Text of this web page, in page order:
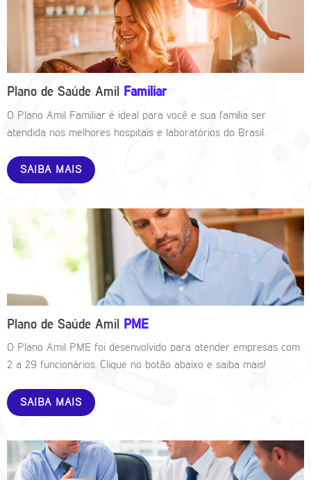
Plano de Saúde Amil Familiar
O Plano Amil Familiar é ideal para você e sua família ser
atendida nos melhores hospitais e laboratórios do Brasil.
SAIBA MAIS
Plano de Saúde Amil PME
O Plano Amil PME foi desenvolvido para atender empresas com
2 a 29 funcionários. Clique no botão abaixo e saiba mais!
SAIBA MAIS